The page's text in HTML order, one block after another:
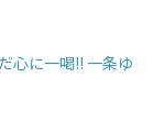
心に一喝!! 一条ゆ